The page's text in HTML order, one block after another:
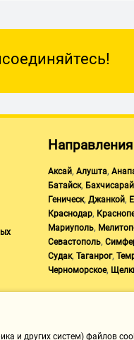
Аксай, Алушта,
Батайск, Бахчисарай
Геническ, Джанкой,
Краснодар,
Мариуполь,
Севастополь,
Судак, Таганрог,
Черноморское,
и других систем) файлов